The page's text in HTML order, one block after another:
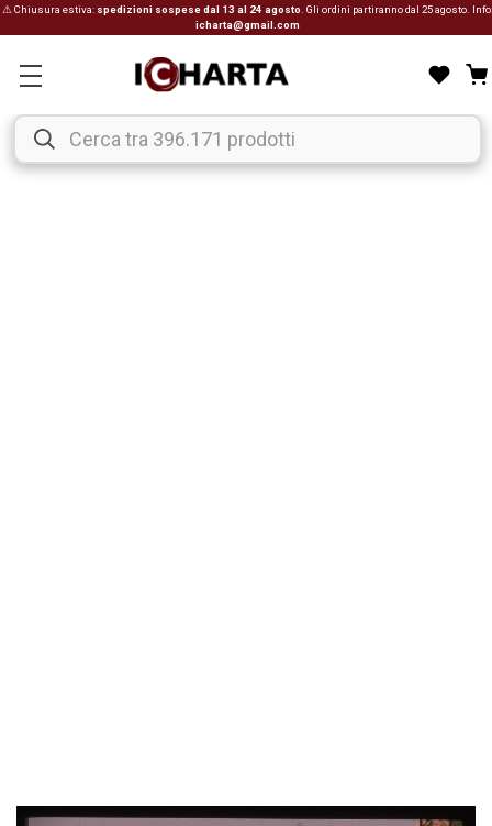
⚠ Chiusura estiva: spedizioni sospese dal 13 al 24 agosto . Gli ordini partiranno dal 25 agosto. Info:
icharta@gmail.com